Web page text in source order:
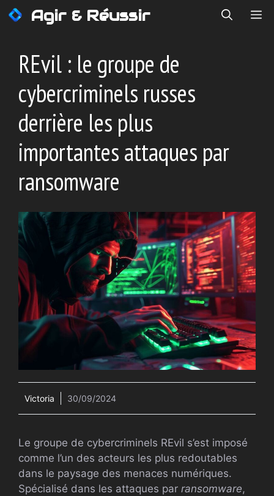
Aller
au
Agir & Réussir
REvil : le groupe de
cybercriminels russes
derrière les plus
importantes attaques par
ransomware
Victoria 30/09/2024
Le groupe de cybercriminels REvil s’est imposé
comme l’un des acteurs les plus redoutables
dans le paysage des menaces numériques.
Spécialisé dans les attaques par ransomware,